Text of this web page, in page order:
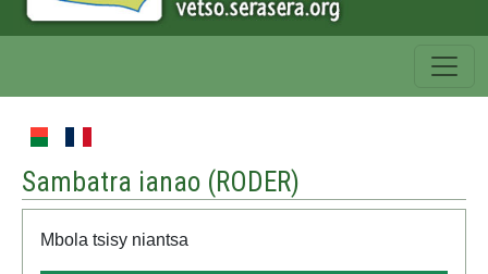
Sambatra ianao (RODER)
Mbola tsisy niantsa